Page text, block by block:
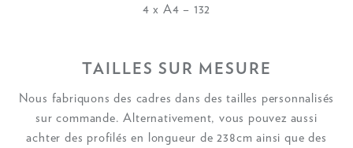
4 x A4 – 132
TAILLES SUR MESURE
Nous fabriquons des cadres dans des tailles personnalisés
sur commande. Alternativement, vous pouvez aussi
achter des profilés en longueur de 238cm ainsi que des